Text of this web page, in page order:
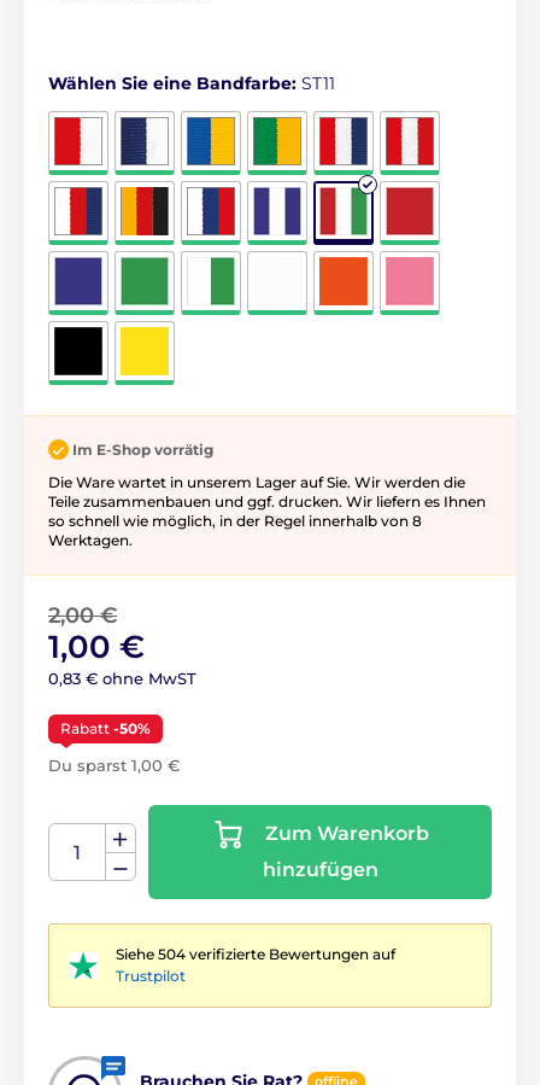
Wählen Sie eine Bandfarbe: ST11
Im E-Shop vorrätig
Die Ware wartet in unserem Lager auf Sie. Wir werden die
Teile zusammenbauen und ggf. drucken. Wir liefern es Ihnen
so schnell wie möglich, in der Regel innerhalb von 8
Werktagen.
2,00 €
1,00 €
0,83 € ohne MwST
Rabatt -50%
Du sparst 1,00 €
Zum Warenkorb
hinzufügen
Siehe 504 verifizierte Bewertungen auf
Trustpilot